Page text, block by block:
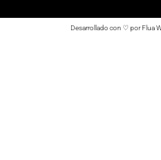
Desarrollado con ♡ por Flua